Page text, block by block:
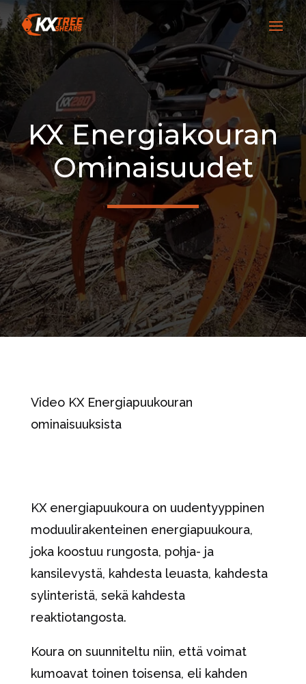
KX Energiakouran
Ominaisuudet
Video KX Energiapuukouran
ominaisuuksista
KX energiapuukoura on uudentyyppinen
moduulirakenteinen energiapuukoura,
joka koostuu rungosta, pohja- ja
kansilevystä, kahdesta leuasta, kahdesta
sylinteristä, sekä kahdesta
reaktiotangosta.
Koura on suunniteltu niin, että voimat
kumoavat toinen toisensa, eli kahden